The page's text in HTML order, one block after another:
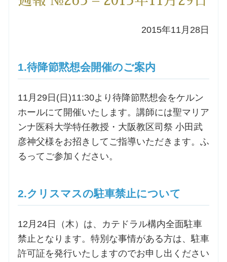
洗礼を希望される方
小池神父の講座
森田神父の講座
シスター中島の講座
お問合せ
2015年11月28日
1.待降節黙想会開催のご案内
11月29日(日)11:30より待降節黙想会をケルン
ホールにて開催いたします。講師には聖マリア
ンナ医科大学特任教授・大阪教区司祭 小田武
彦神父様をお招きしてご指導いただきます。ふ
るってご参加ください。
2.クリスマスの駐車禁止について
12月24日（木）は、カテドラル構内全面駐車
禁止となります。特別な事情がある方は、駐車
許可証を発行いたしますのでお申し出ください